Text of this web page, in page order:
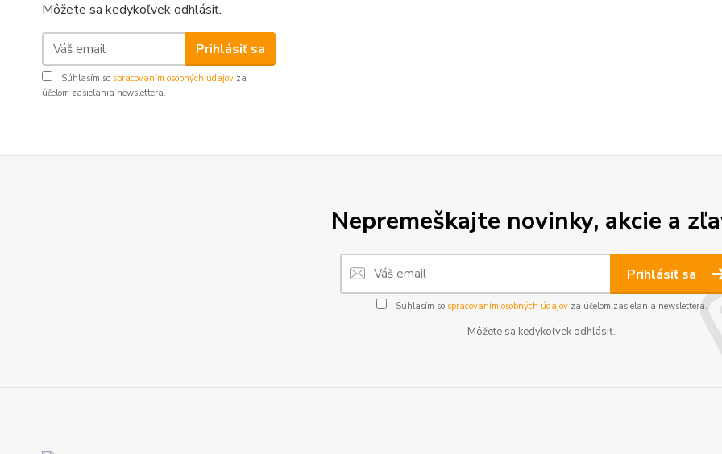
Môžete sa kedykoľvek odhlásiť.
Prihlásiť sa
Súhlasím so spracovaním osobných údajov za
účelom zasielania newslettera.
Nepremeškajte novinky, akcie a
Prihlásiť sa
Súhlasím so spracovaním osobných údajovza účelom zasielania newslettera.
Môžete sa kedykoľvek odhlásiť.